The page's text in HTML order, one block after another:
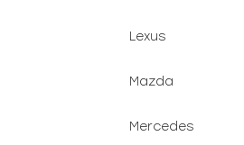
Lexus
Mazda
Mercedes